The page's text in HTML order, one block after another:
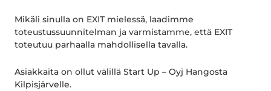
Mikäli sinulla on EXIT mielessä, laadimme
toteustussuunnitelman ja varmistamme, että EXIT
toteutuu parhaalla mahdollisella tavalla.
Asiakkaita on ollut välillä Start Up – Oyj Hangosta
Kilpisjärvelle.